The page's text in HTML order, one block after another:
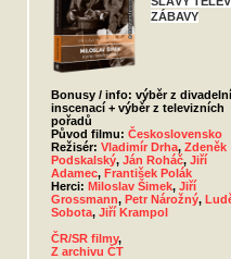
ZÁBAVY
Bonusy / info: výběr z
inscenací + výběr z televizních
pořadů
Původ filmu: Československo
Režisér: Vladimír Drha, Zdeněk
Podskalský, Ján Roháč, Jiří
Adamec, František Polák
Herci: Miloslav Šimek, Jiří
Grossmann, Petr Nárožný,
Sobota, Jiří Krampol
ČR/SR filmy,
Z archivu ČT